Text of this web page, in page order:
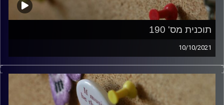
תוכנית מס' 190
10/10/2021
קלאסיקות רוק – שעתיים שבועיות על אגדות הרוק שסללו את
הרוק הקלאסי.
קרדיט תמונות: włodi